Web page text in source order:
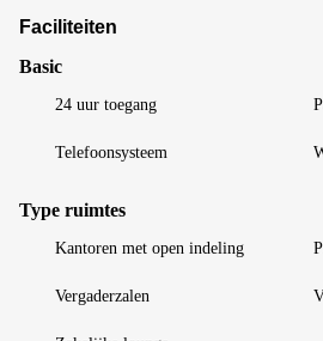
Faciliteiten
Basic
24 uur toegang
Telefoonsysteem
Type ruimtes
Kantoren met open indeling
Vergaderzalen